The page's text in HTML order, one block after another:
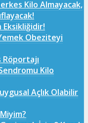
Kilo Almayacak,
Eksikliğidir!
Obeziteyi
Kilo
Açlık Olabilir